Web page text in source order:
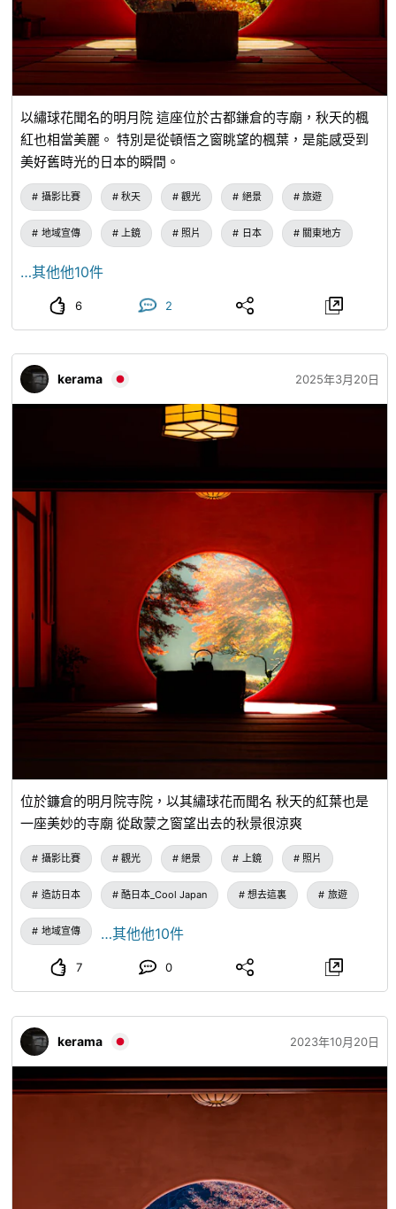
以繡球花聞名的明月院 這座位於古都鎌倉的寺廟，秋天的楓
紅也相當美麗。 特別是從頓悟之窗眺望的楓葉，是能感受到
美好舊時光的日本的瞬間。
攝影比賽 秋天 觀光 絕景 旅遊
地域宣傳 上鏡 照片 日本 關東地方
…其他他10件
6 2
kerama 2025年3月20日
位於鐮倉的明月院寺院，以其繡球花而聞名 秋天的紅葉也是
一座美妙的寺廟 從啟蒙之窗望出去的秋景很涼爽
攝影比賽 觀光 絕景 上鏡 照片
造訪日本 酷日本_Cool Japan 想去這裏 旅遊
地域宣傳 …其他他10件
7 0
kerama 2023年10月20日